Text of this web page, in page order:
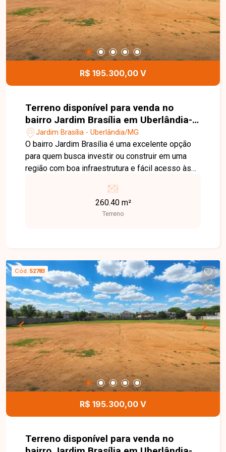
segurança, lazer e comodidade para toda a
família. Uma excelente oportunidade para morar
em um condomínio completo e bem localizado.
Entre em contato e agende sua visita!
R$ 195.300,00 V
Terreno disponível para venda no
bairro Jardim Brasília em Uberlândia-
MGJardim Brasília - Uberlândia/MG
O bairro Jardim Brasília é uma excelente opção
para quem busca investir ou construir em uma
região com boa infraestrutura e fácil acesso às
comércios, escolas, supermercados e diversos
serviços que proporcionam praticidade e
de valorização, oferece excelente oportunidade
para quem deseja construir em um bairro
consolidado. Entre em contato com a Delta
Imóveis e saiba mais sobre esta oportunidade.
Nossa equipe está pronta para fornecer todas as
informações e auxiliar você na realização do seu
investimento.
260.40 m²
Terreno
Cód. 52783
R$ 195.300,00 V
Terreno disponível para venda no